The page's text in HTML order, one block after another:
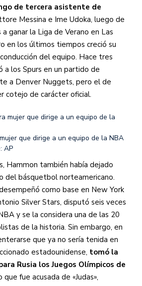
de tercera asistente de
Messina e Ime Udoka, luego de
a ganar la Liga de Verano en Las
en los últimos tiempos creció su
del equipo. Hace tres
a los Spurs en un partido de
a Denver Nuggets, pero el de
cotejo de carácter oficial.
que dirige a un equipo de la NBA
AP
Hammon también había dejado
del básquetbol norteamericano.
como base en New York
Silver Stars, disputó seis veces
y se la considera una de las 20
de la historia. Sin embargo, en
que ya no sería tenida en
estadounidense, tomó la
Rusia los Juegos Olímpicos de
que fue acusada de «Judas»,